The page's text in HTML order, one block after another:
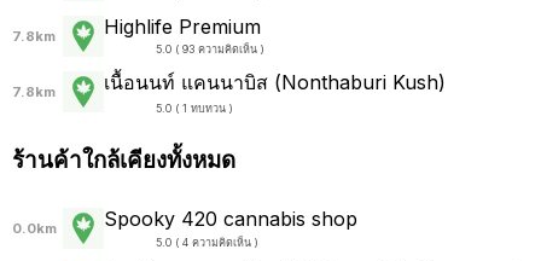
7.8km Highlife Premium
5.0 ( 93 ความคิดเห็น )
7.8km เนื้อนนท์ แคนนาบิส (Nonthaburi Kush)
5.0 ( 1 ทบทวน )
ร้านค้าใกล้เคียงทั้งหมด
0.0km Spooky 420 cannabis shop
5.0 ( 4 ความคิดเห็น )